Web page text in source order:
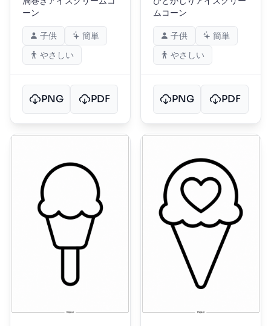
ーン
子供
簡単
やさしい
PNG PDF
ムコーン
子供
簡単
やさしい
PNG PDF